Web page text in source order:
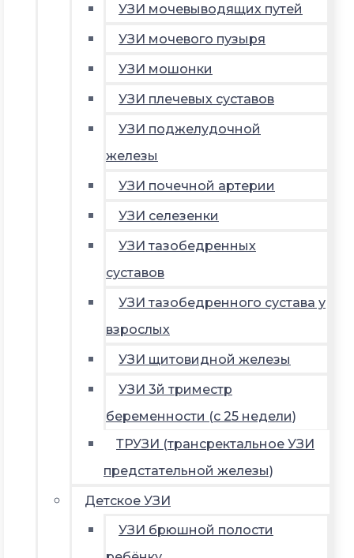
УЗИ мочевыводящих путей
УЗИ мочевого пузыря
УЗИ мошонки
УЗИ плечевых суставов
УЗИ поджелудочной
железы
УЗИ почечной артерии
УЗИ селезенки
УЗИ тазобедренных
суставов
УЗИ тазобедренного сустава у
взрослых
УЗИ щитовидной железы
УЗИ 3й триместр
беременности (с 25 недели)
ТРУЗИ (трансректальное УЗИ
предстательной железы)
Детское УЗИ
УЗИ брюшной полости